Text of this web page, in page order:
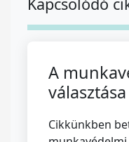
A
választása
Cikkünkben